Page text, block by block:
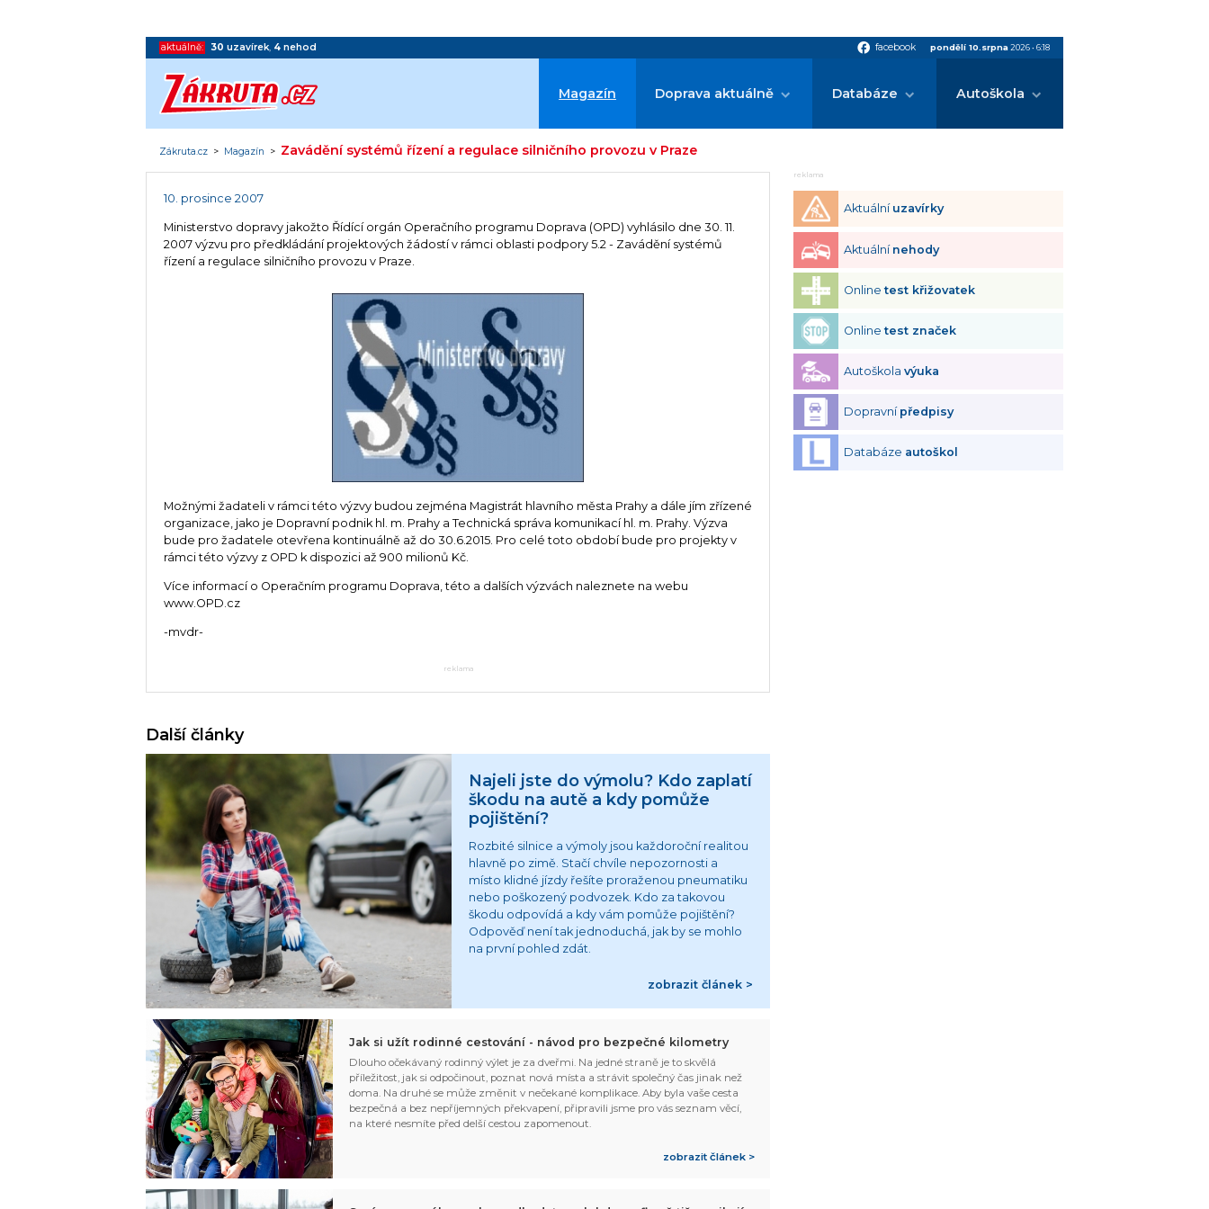
aktuálně: 30 uzavírek, 4 nehod facebook facebook pondělí 10.srpna 2026• 6:18
Magazín Doprava aktuálně Databáze Autoškola
Zákruta.cz > Magazín > Zavádění systémů řízení a regulace silničního provozu v Praze
10. prosince 2007
Ministerstvo dopravy jakožto Řídící orgán Operačního programu Doprava (OPD) vyhlásilo dne 30. 11.
2007 výzvu pro předkládání projektových žádostí v rámci oblasti podpory 5.2 - Zavádění systémů
řízení a regulace silničního provozu v Praze.
Možnými žadateli v rámci této výzvy budou zejména Magistrát hlavního města Prahy a dále jím zřízené
organizace, jako je Dopravní podnik hl. m. Prahy a Technická správa komunikací hl. m. Prahy. Výzva
bude pro žadatele otevřena kontinuálně až do 30.6.2015. Pro celé toto období bude pro projekty v
rámci této výzvy z OPD k dispozici až 900 milionů Kč.
Více informací o Operačním programu Doprava, této a dalších výzvách naleznete na webu
www.OPD.cz
-mvdr-
reklama
Další články
Najeli jste do výmolu? Kdo zaplatí
škodu na autě a kdy pomůže
pojištění?
Rozbité silnice a výmoly jsou každoroční realitou
hlavně po zimě. Stačí chvíle nepozornosti a
místo klidné jízdy řešíte proraženou pneumatiku
nebo poškozený podvozek. Kdo za takovou
škodu odpovídá a kdy vám pomůže pojištění?
Odpověď není tak jednoduchá, jak by se mohlo
na první pohled zdát.
zobrazit článek >
Jak si užít rodinné cestování - návod pro bezpečné kilometry
Dlouho očekávaný rodinný výlet je za dveřmi. Na jedné straně je to skvělá
příležitost, jak si odpočinout, poznat nová místa a strávit společný čas jinak než
doma. Na druhé se může změnit v nečekané komplikace. Aby byla vaše cesta
bezpečná a bez nepříjemných překvapení, připravili jsme pro vás seznam věcí,
na které nesmíte před delší cestou zapomenout.
zobrazit článek >
reklama
Aktuální uzavírky
Aktuální nehody
Onlinetest křižovatek
Onlinetest značek
Autoškolavýuka
Dopravní předpisy
Databáze autoškol